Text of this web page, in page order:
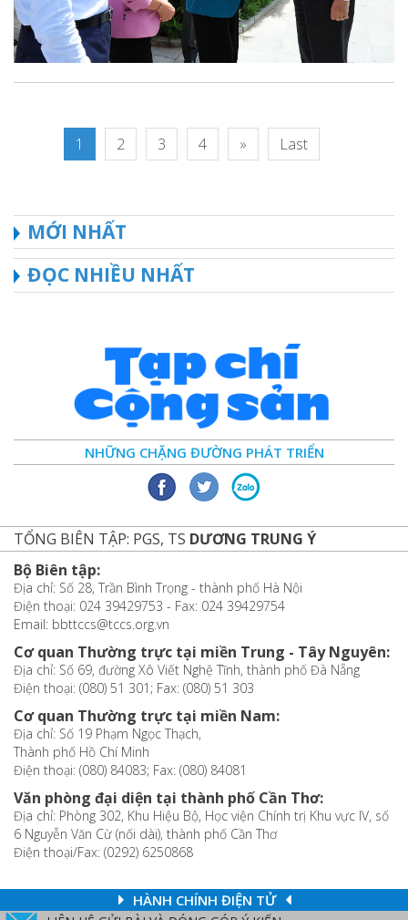
1 2 3 4 » Last
MỚI NHẤT
ĐỌC NHIỀU NHẤT
NHỮNG CHẶNG ĐƯỜNG PHÁT TRIỂN
TỔNG BIÊN TẬP: PGS, TS DƯƠNG TRUNG Ý
Bộ Biên tập:
Địa chỉ: Số 28, Trần Bình Trọng - thành phố Hà Nội
Điện thoại: 024 39429753 - Fax: 024 39429754
Email: bbttccs@tccs.org.vn
Cơ quan Thường trực tại miền Trung - Tây Nguyên:
Địa chỉ: Số 69, đường Xô Viết Nghệ Tĩnh, thành phố Đà Nẵng
Điện thoại: (080) 51 301; Fax: (080) 51 303
Cơ quan Thường trực tại miền Nam:
Địa chỉ: Số 19 Phạm Ngọc Thạch,
Thành phố Hồ Chí Minh
Điện thoại: (080) 84083; Fax: (080) 84081
Văn phòng đại diện tại thành phố Cần Thơ:
Địa chỉ: Phòng 302, Khu Hiệu Bộ, Học viện Chính trị Khu vực IV, số
6 Nguyễn Văn Cừ (nối dài), thành phố Cần Thơ
Điện thoại/Fax: (0292) 6250868
HÀNH CHÍNH ĐIỆN TỬ